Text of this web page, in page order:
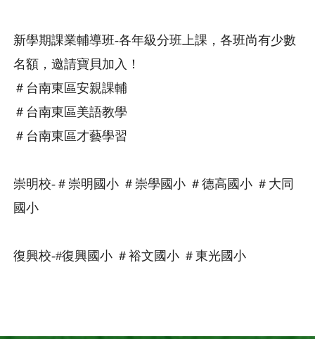
新學期課業輔導班-各年級分班上課，各班尚有少數
名額，邀請寶貝加入！
＃台南東區安親課輔
＃台南東區美語教學
＃台南東區才藝學習
崇明校-＃崇明國小 ＃崇學國小 ＃德高國小 ＃大同
國小
復興校-#復興國小 ＃裕文國小 ＃東光國小